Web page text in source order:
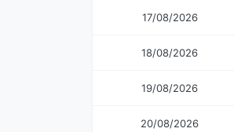
17/08/2026
18/08/2026
19/08/2026
20/08/2026